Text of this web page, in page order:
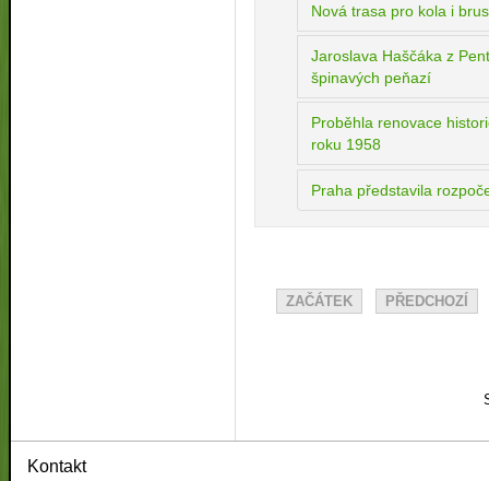
Nová trasa pro kola i
Jaroslava Haščáka z
špinavých peňazí
Proběhla renovace
roku 1958
Praha představila
ZAČÁTEK PŘEDCHOZÍ
Kontakt